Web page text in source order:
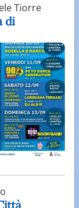
Tiorre
di